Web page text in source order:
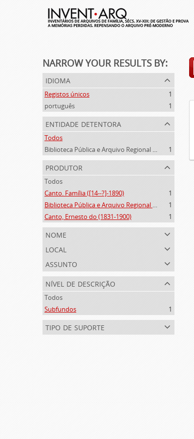
NARROW YOUR RESULTS BY:
idioma
Registos únicos
1
português
1
entidade detentora
Todos
Biblioteca Pública e Arquivo Regional de Ponta Delgada
1
produtor
Todos
Canto. Família ([14--?]-1890)
1
Biblioteca Pública e Arquivo Regional de Ponta Delgada (1841- )
1
Canto, Ernesto do (1831-1900)
1
nome
local
assunto
nível de descrição
Todos
Subfundos
1
tipo de suporte